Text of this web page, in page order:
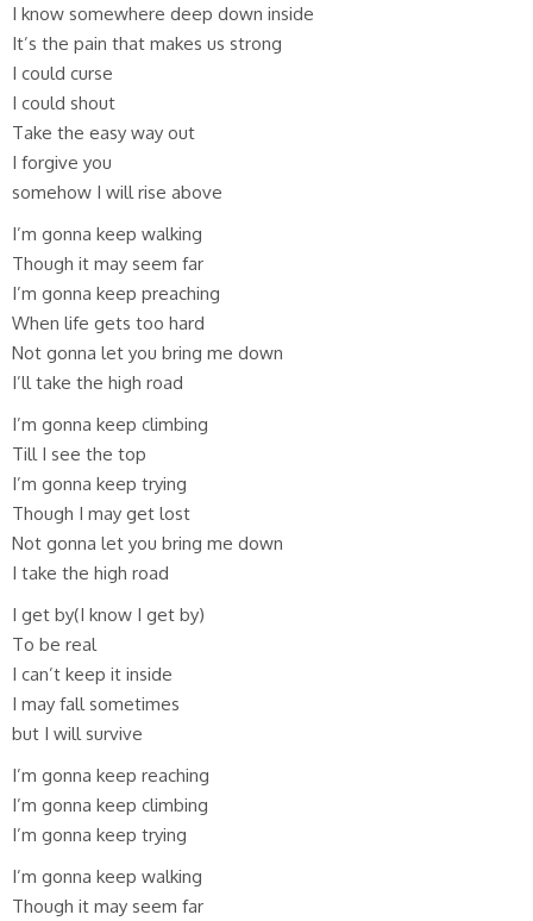
I know somewhere deep down inside
It’s the pain that makes us strong
I could curse
I could shout
Take the easy way out
I forgive you
somehow I will rise above
I’m gonna keep walking
Though it may seem far
I’m gonna keep preaching
When life gets too hard
Not gonna let you bring me down
I’ll take the high road
I’m gonna keep climbing
Till I see the top
I’m gonna keep trying
Though I may get lost
Not gonna let you bring me down
I take the high road
I get by(I know I get by)
To be real
I can’t keep it inside
I may fall sometimes
but I will survive
I’m gonna keep reaching
I’m gonna keep climbing
I’m gonna keep trying
I’m gonna keep walking
Though it may seem far